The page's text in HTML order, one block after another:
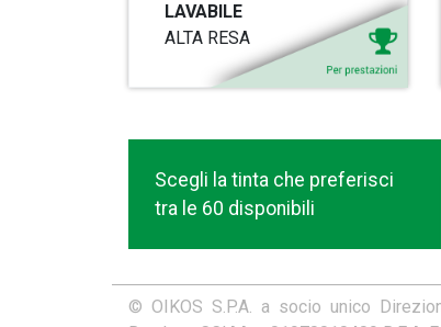
LAVABILE
ALTA RESA
Scegli la tinta che preferisci
tra le 60 disponibili
© OIKOS S.P.A. a socio unico